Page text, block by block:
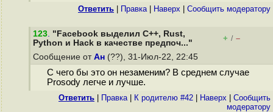
Ответить Правка| Наверх Cообщить модератору
123. "Facebook выделил C++, Rust,
Python и Hack в качестве предпоч..."
+ / –
Сообщение от Ан (??), 31-Июл-22, 22:45
С чего бы это он незаменим? В среднем случае
Prosody легче и лучше.
Ответить Правка| К родителю #42 Наверх
Cообщить
модератору